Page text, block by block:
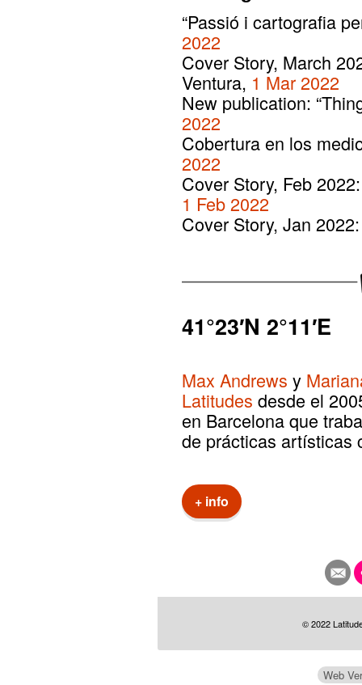
“Passió i cartografia
2022
Cover Story, March
Ventura, 1 Mar 2022
New publication:
2022
Cobertura en los
2022
Cover Story, Feb
1 Feb 2022
Cover Story, Jan
41°23′N 2°11′E
Max Andrews y
Latitudes desde el
en Barcelona que
de prácticas artísticas
+ info
© 2022
Web